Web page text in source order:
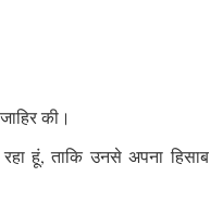
की।
हूं, ताकि उनसे अपना हिसाब